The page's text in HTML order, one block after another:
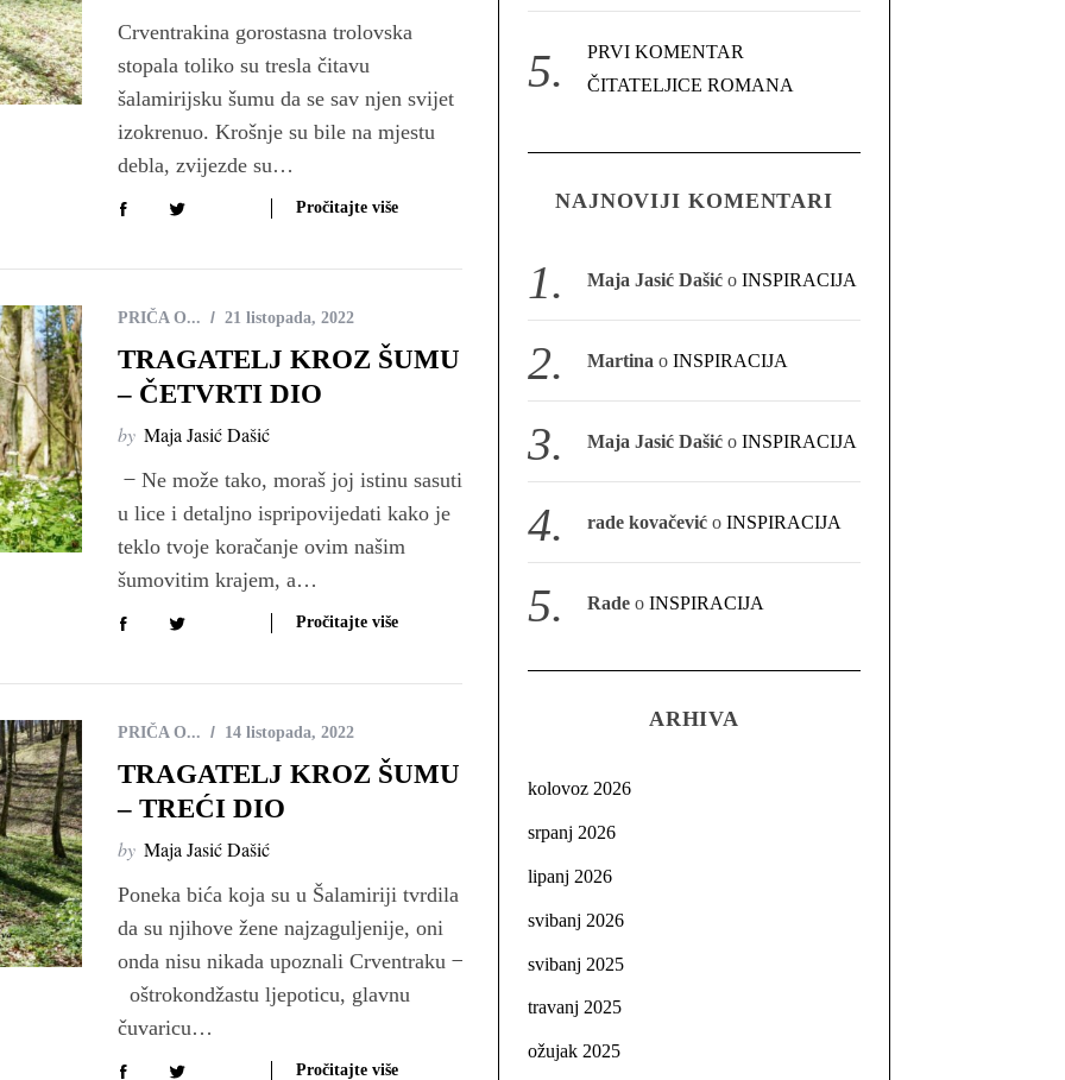
Crventrakina gorostasna trolovska
stopala toliko su tresla čitavu
šalamirijsku šumu da se sav njen svijet
izokrenuo. Krošnje su bile na mjestu
debla, zvijezde su…
Pročitajte više
PRIČA O... 21 listopada, 2022
TRAGATELJ KROZ ŠUMU
– ČETVRTI DIO
by Maja Jasić Dašić
̶ Ne može tako, moraš joj istinu sasuti
u lice i detaljno ispripovijedati kako je
teklo tvoje koračanje ovim našim
šumovitim krajem, a…
Pročitajte više
PRIČA O... 14 listopada, 2022
TRAGATELJ KROZ ŠUMU
– TREĆI DIO
by Maja Jasić Dašić
Poneka bića koja su u Šalamiriji tvrdila
da su njihove žene najzaguljenije, oni
onda nisu nikada upoznali Crventraku ̶
oštrokondžastu ljepoticu, glavnu
čuvaricu…
Pročitajte više
PRVI KOMENTAR
ČITATELJICE ROMANA
NAJNOVIJI KOMENTARI
Maja Jasić Dašić oINSPIRACIJA
Martina oINSPIRACIJA
Maja Jasić Dašić oINSPIRACIJA
rade kovačević oINSPIRACIJA
Rade oINSPIRACIJA
ARHIVA
kolovoz 2026
srpanj 2026
lipanj 2026
svibanj 2026
svibanj 2025
travanj 2025
ožujak 2025